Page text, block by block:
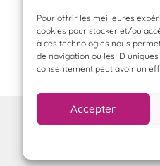
Pour offrir les meilleures
cookies pour stocker et/ou
à ces technologies nous
de navigation ou les ID
consentement peut avoir un
Accepter